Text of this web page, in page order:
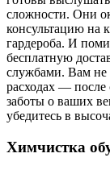
сложности. Они
консультацию на
гардероба. И
бесплатную
службами. Вам не
расходах — после
заботы о ваших
убедитесь в
Химчистка